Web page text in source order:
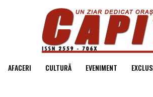
AFACERI CULTURĂ EVENIMENT